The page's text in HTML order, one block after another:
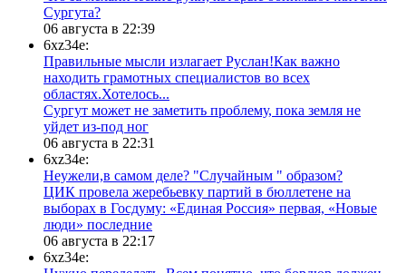
Сургута?
06 августа в 22:39
6xz34e:
Правильные мысли излагает Руслан!Как важно
находить грамотных специалистов во всех
областях.Хотелось...
Сургут может не заметить проблему, пока земля не
уйдет из-под ног
06 августа в 22:31
6xz34e:
Неужели,в самом деле? "Случайным " образом?
ЦИК провела жеребьевку партий в бюллетене на
выборах в Госдуму: «Единая Россия» первая, «Новые
люди» последние
06 августа в 22:17
6xz34e: